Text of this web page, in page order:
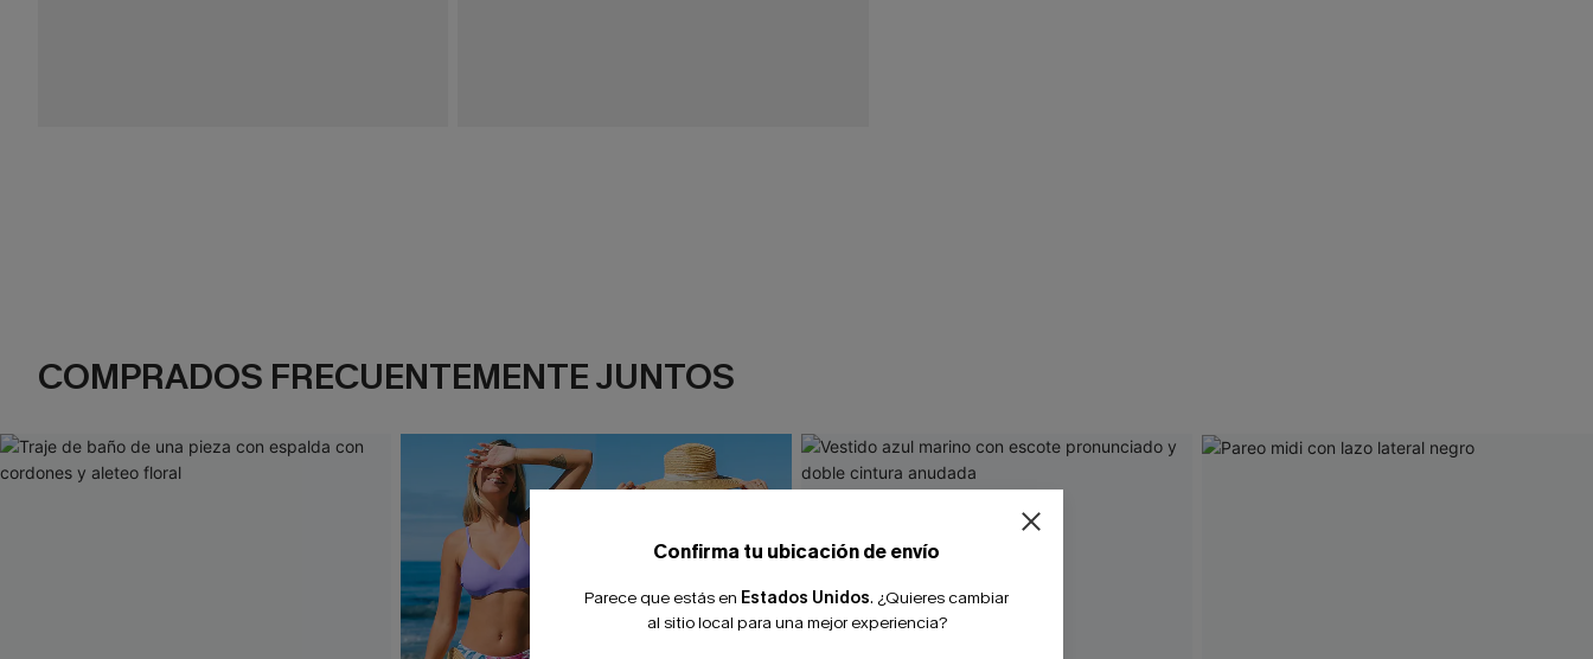
COMPRADOS FRECUENTEMENTE JUNTOS
Confirma tu ubicación de envío
Parece que estás en Estados Unidos. ¿Quieres cambiar
al sitio local para una mejor experiencia?
-10% extra sin compra mínima